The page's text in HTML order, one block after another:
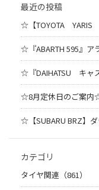
最近の投稿
☆【TOYOTA YARIS
☆『ABARTH 595』
☆『DAIHATSU キャ
☆8月定休日のご案
☆【SUBARU BRZ】
カテゴリ
タイヤ関連（861）